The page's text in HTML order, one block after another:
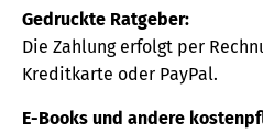
Gedruckte Ratgeber:
Die Zahlung erfolgt per
Kreditkarte oder PayPal.
E-Books und andere